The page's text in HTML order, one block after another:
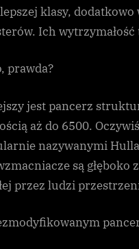
klasy, dodatkowo
Ich wytrzymałość
prawda?
jest pancerz
aż do 6500.
nazywanymi
są
przez ludzi